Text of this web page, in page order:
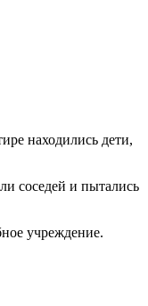
находились дети,
соседей и пытались
учреждение.